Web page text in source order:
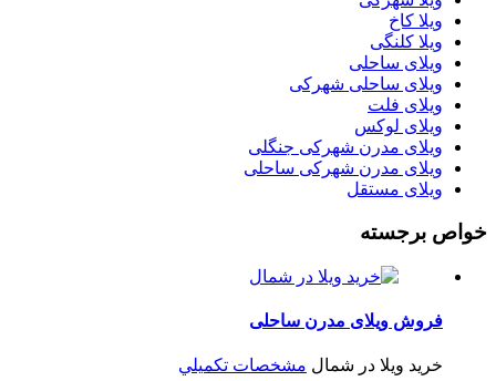
ویلا کاخ
ویلا کلنگی
ویلای ساحلی
ویلای ساحلی شهرکی
ویلای فلت
ویلای لوکس
ویلای مدرن شهرکی جنگلی
ویلای مدرن شهرکی ساحلی
ویلای مستقل
خواص برجسته
فروش ویلای مدرن ساحلی
خرید ویلا در شمال مشخصات تكميلي